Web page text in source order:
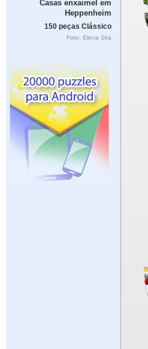
Casas enxaimel em
Heppenheim
150 peças Clássico
Foto: Elena Ska